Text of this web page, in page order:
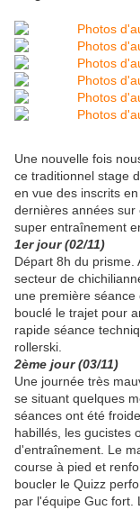
Une nouvelle fois
ce traditionnel stage
en vue des inscrits
dernières années
super entraînement
1er jour (02/11)
Départ 8h du prisme.
secteur de
une première
bouclé le trajet pour
rapide séance
rollerski.
2ème jour (03/11)
Une journée très
se situant quelques
séances ont été
habillés, les gucistes
d'entraînement. Le
course à pied et
boucler le Quizz
par l'équipe Guc fort.